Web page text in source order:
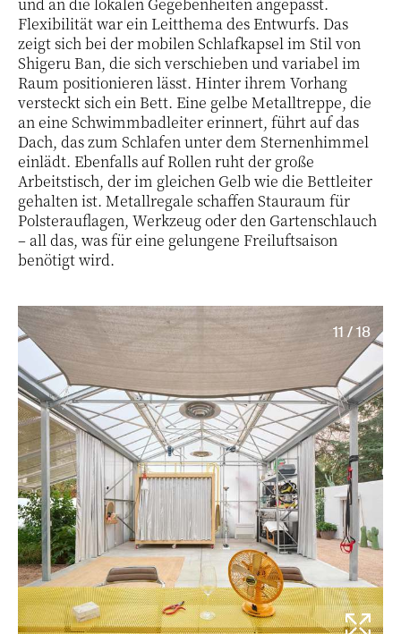
und an die lokalen Gegebenheiten angepasst.
Flexibilität war ein Leitthema des Entwurfs. Das
zeigt sich bei der mobilen Schlafkapsel im Stil von
Shigeru Ban, die sich verschieben und variabel im
Raum positionieren lässt. Hinter ihrem Vorhang
versteckt sich ein Bett. Eine gelbe Metalltreppe, die
an eine Schwimmbadleiter erinnert, führt auf das
Dach, das zum Schlafen unter dem Sternenhimmel
einlädt. Ebenfalls auf Rollen ruht der große
Arbeitstisch, der im gleichen Gelb wie die Bettleiter
gehalten ist. Metallregale schaffen Stauraum für
Polsterauflagen, Werkzeug oder den Gartenschlauch
– all das, was für eine gelungene Freiluftsaison
benötigt wird.
11 / 18